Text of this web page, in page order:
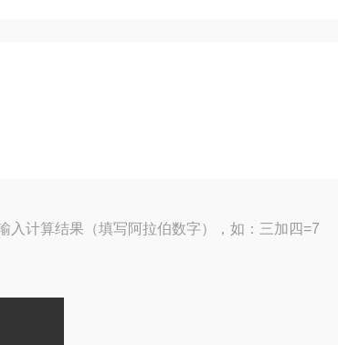
入计算结果（填写阿拉伯数字），如：三加四=7